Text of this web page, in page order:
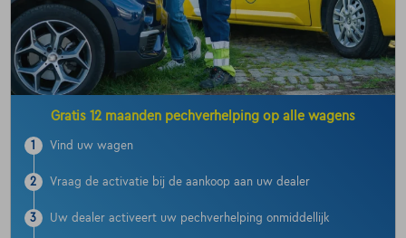
Gratis 12 maanden pechverhelping op alle wagens
1 Vind uw wagen
2 Vraag de activatie bij de aankoop aan uw dealer
3 Uw dealer activeert uw pechverhelping onmiddellijk